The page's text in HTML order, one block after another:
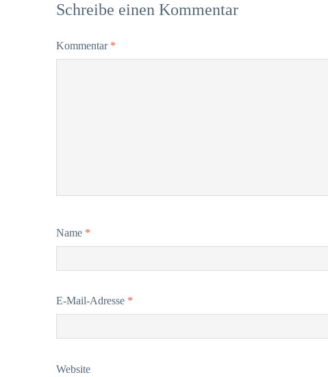
Schreibe einen Kommentar
Kommentar *
Name *
E-Mail-Adresse *
Website